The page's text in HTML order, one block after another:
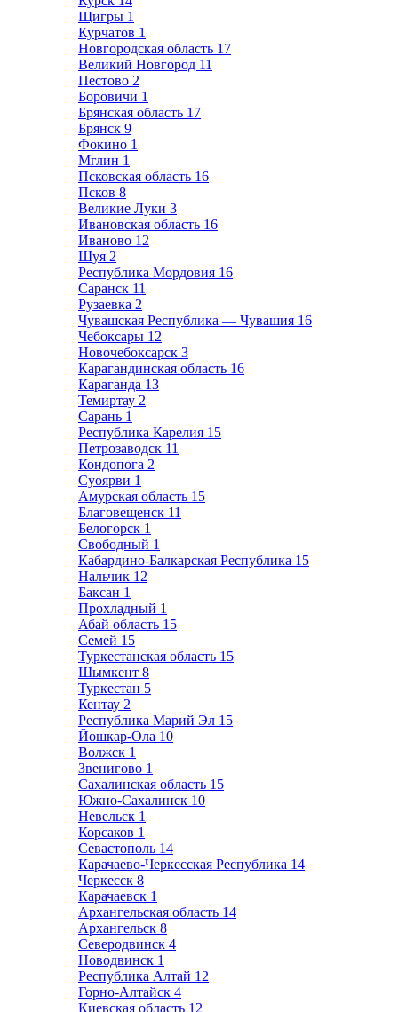
Щигры 1
Курчатов 1
Новгородская область 17
Великий Новгород 11
Пестово 2
Боровичи 1
Брянская область 17
Брянск 9
Фокино 1
Мглин 1
Псковская область 16
Псков 8
Великие Луки 3
Ивановская область 16
Иваново 12
Шуя 2
Республика Мордовия 16
Саранск 11
Рузаевка 2
Чувашская Республика — Чувашия 16
Чебоксары 12
Новочебоксарск 3
Карагандинская область 16
Караганда 13
Темиртау 2
Сарань 1
Республика Карелия 15
Петрозаводск 11
Кондопога 2
Суоярви 1
Амурская область 15
Благовещенск 11
Белогорск 1
Свободный 1
Кабардино-Балкарская Республика 15
Нальчик 12
Баксан 1
Прохладный 1
Абай область 15
Семей 15
Туркестанская область 15
Шымкент 8
Туркестан 5
Кентау 2
Республика Марий Эл 15
Йошкар-Ола 10
Волжск 1
Звенигово 1
Сахалинская область 15
Южно-Сахалинск 10
Невельск 1
Корсаков 1
Севастополь 14
Карачаево-Черкесская Республика 14
Черкесск 8
Карачаевск 1
Архангельская область 14
Архангельск 8
Северодвинск 4
Новодвинск 1
Республика Алтай 12
Горно-Алтайск 4
Киевская область 12